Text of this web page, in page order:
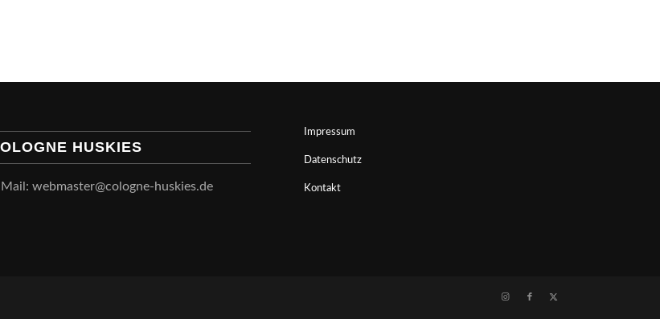
HUSKIES
Mail: webmaster@cologne-huskies.de
Impressum
Datenschutz
Kontakt